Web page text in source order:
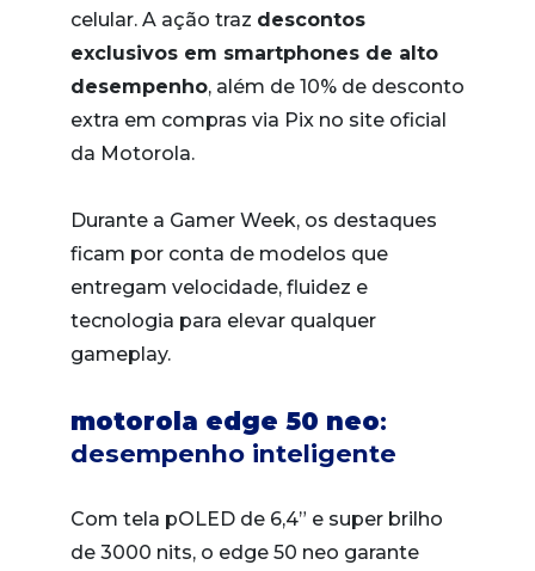
celular. A ação traz descontos
exclusivos em smartphones de alto
desempenho, além de 10% de desconto
extra em compras via Pix no site oficial
da Motorola.
Durante a Gamer Week, os destaques
ficam por conta de modelos que
entregam velocidade, fluidez e
tecnologia para elevar qualquer
gameplay.
motorola edge 50 neo:
desempenho inteligente
Com tela pOLED de 6,4” e super brilho
de 3000 nits, o edge 50 neo garante